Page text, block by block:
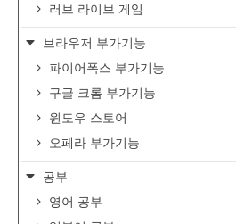
러브 라이브 게임
브라우저 부가기능
파이어폭스 부가기능
구글 크롬 부가기능
윈도우 스토어
오페라 부가기능
공부
영어 공부